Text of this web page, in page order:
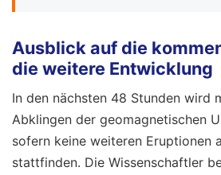
Ausblick auf die
die weitere Entwicklung
In den nächsten 48 Stunden wird
Abklingen der geomagnetischen
sofern keine weiteren Eruptionen
stattfinden. Die Wissenschaftler